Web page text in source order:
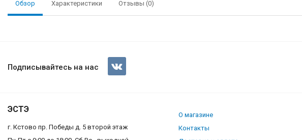
Обзор Характеристики Отзывы (0)
Кондиционер Ballu Lagoon BSD-07HN8
Подписывайтесь на нас
ЭСТЭ
г. Кстово пр. Победы д. 5 второй этаж
О магазине
Контакты